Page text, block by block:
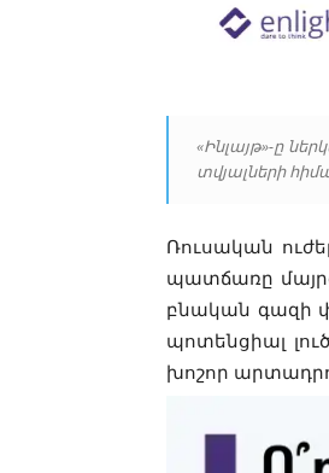
«Ինլայթ»-ը
տվյալների
Ռուսական
պատճառը
բնական գազի
պոտենցիալ
խոշոր